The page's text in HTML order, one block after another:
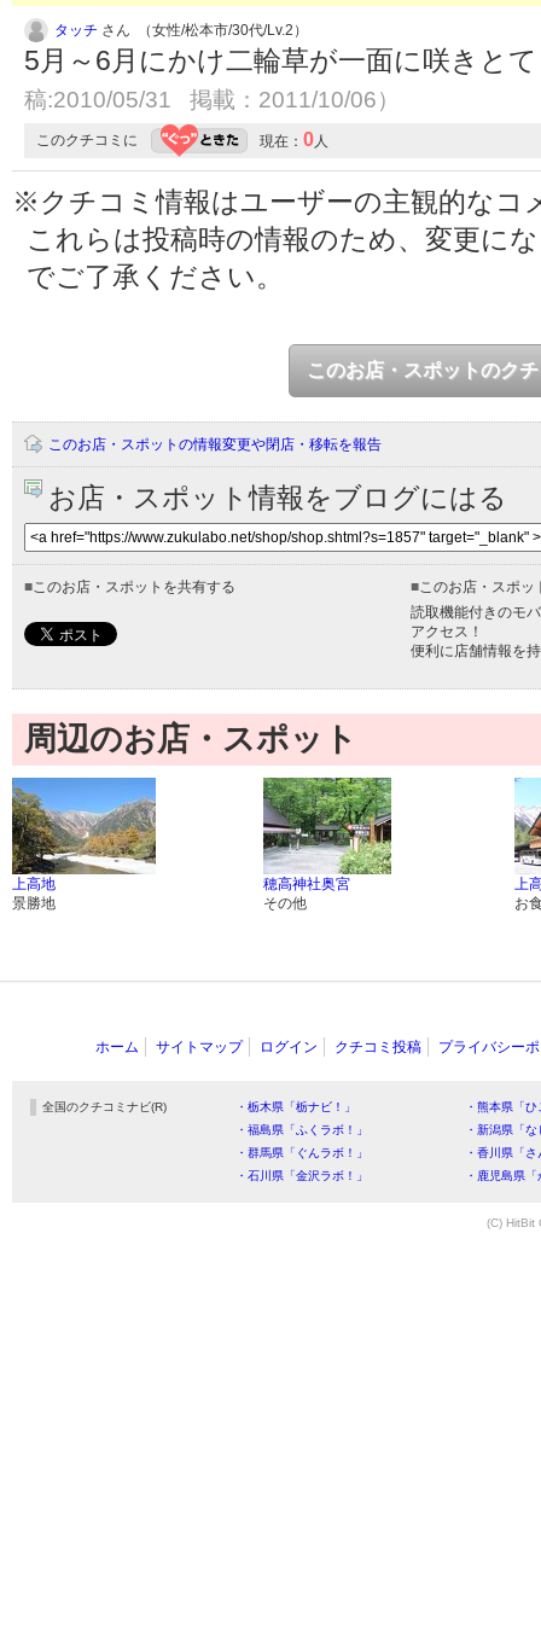
タッチ さん （女性/松本市/30代/Lv.2）
5月～6月にかけ二輪草が一面に咲きと
稿:2010/05/31 掲載：2011/10/06）
このクチコミに 現在： 0人
※クチコミ情報はユーザーの主観的なコ
これらは投稿時の情報のため、変更に
でご了承ください。
このお店・スポットのク
このお店・スポットの情報変更や閉店・移転を報告
お店・スポット情報をブログにはる
■このお店・スポットを共有する ■このお店・スポッ
読取機能付きのモ
アクセス！
便利に店舗情報を
周辺のお店・スポット
上高地
景勝地
穂高神社奥宮
その他
上
お
ホーム サイトマップ ログイン クチコミ投稿 プライバシー
全国のクチコミナビ(R) ・栃木県「栃ナビ！」
・熊本県「
・福島県「ふくラボ！」
・新潟県「
・群馬県「ぐんラボ！」
・香川県「
・石川県「金沢ラボ！」
・鹿児島県
(C) HitBit